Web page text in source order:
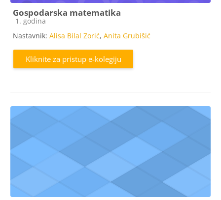
Gospodarska matematika
Kategorija e-kolegija
1. godina
Nastavnik: Alisa Bilal Zorić, Anita Grubišić
Kliknite za pristup e-kolegiju